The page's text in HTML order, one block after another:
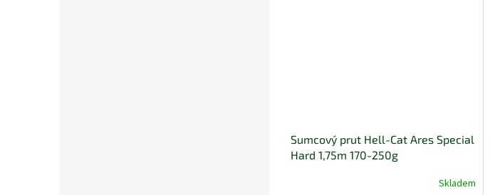
Sumcový prut Hell-Cat Ares Special
Hard 1,75m 170-250g
Skladem